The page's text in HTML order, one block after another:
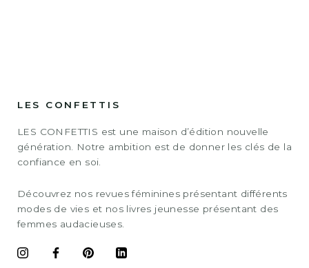
LES CONFETTIS
LES CONFETTIS est une maison d’édition nouvelle
génération. Notre ambition est de donner les clés de la
confiance en soi.
Découvrez nos revues féminines présentant différents
modes de vies et nos livres jeunesse présentant des
femmes audacieuses.